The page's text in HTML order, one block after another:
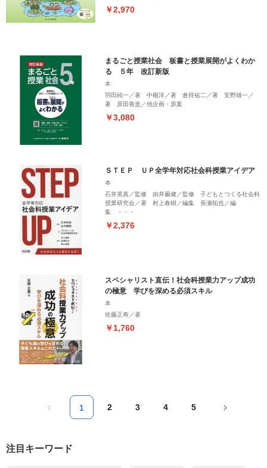
￥2,970
まるごと授業社会 板書と授業展開がよくわか
る ５年 改訂新版
本
羽田純一／著 中楯洋／著 倉持祐二／著 安野雄一／
著 原田善造／他企画・原案
￥3,080
ＳＴＥＰ ＵＰ全学年対応社会科授業アイデア
本
石井英真／監修 由井薗健／監修 子どもとつくる社会科
授業研究会／著 村上春樹／編集 長瀬拓也／編
集 ・・・
￥2,376
スペシャリスト直伝！社会科授業力アップ成功
の極意 学びを深める必須スキル
本
佐藤正寿／著
￥1,760
1 2 3 4 5
注目キーワード